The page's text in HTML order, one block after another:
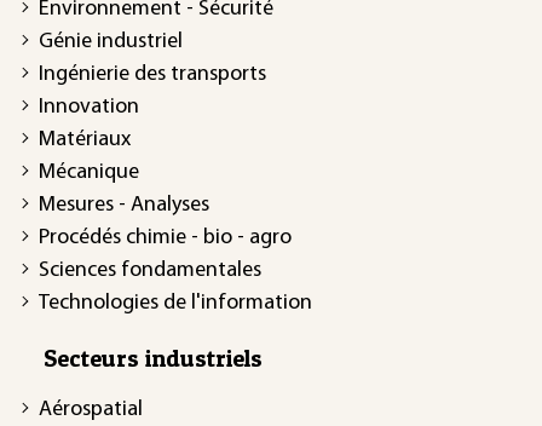
Environnement - Sécurité
Génie industriel
Ingénierie des transports
Innovation
Matériaux
Mécanique
Mesures - Analyses
Procédés chimie - bio - agro
Sciences fondamentales
Technologies de l'information
Secteurs industriels
Aérospatial